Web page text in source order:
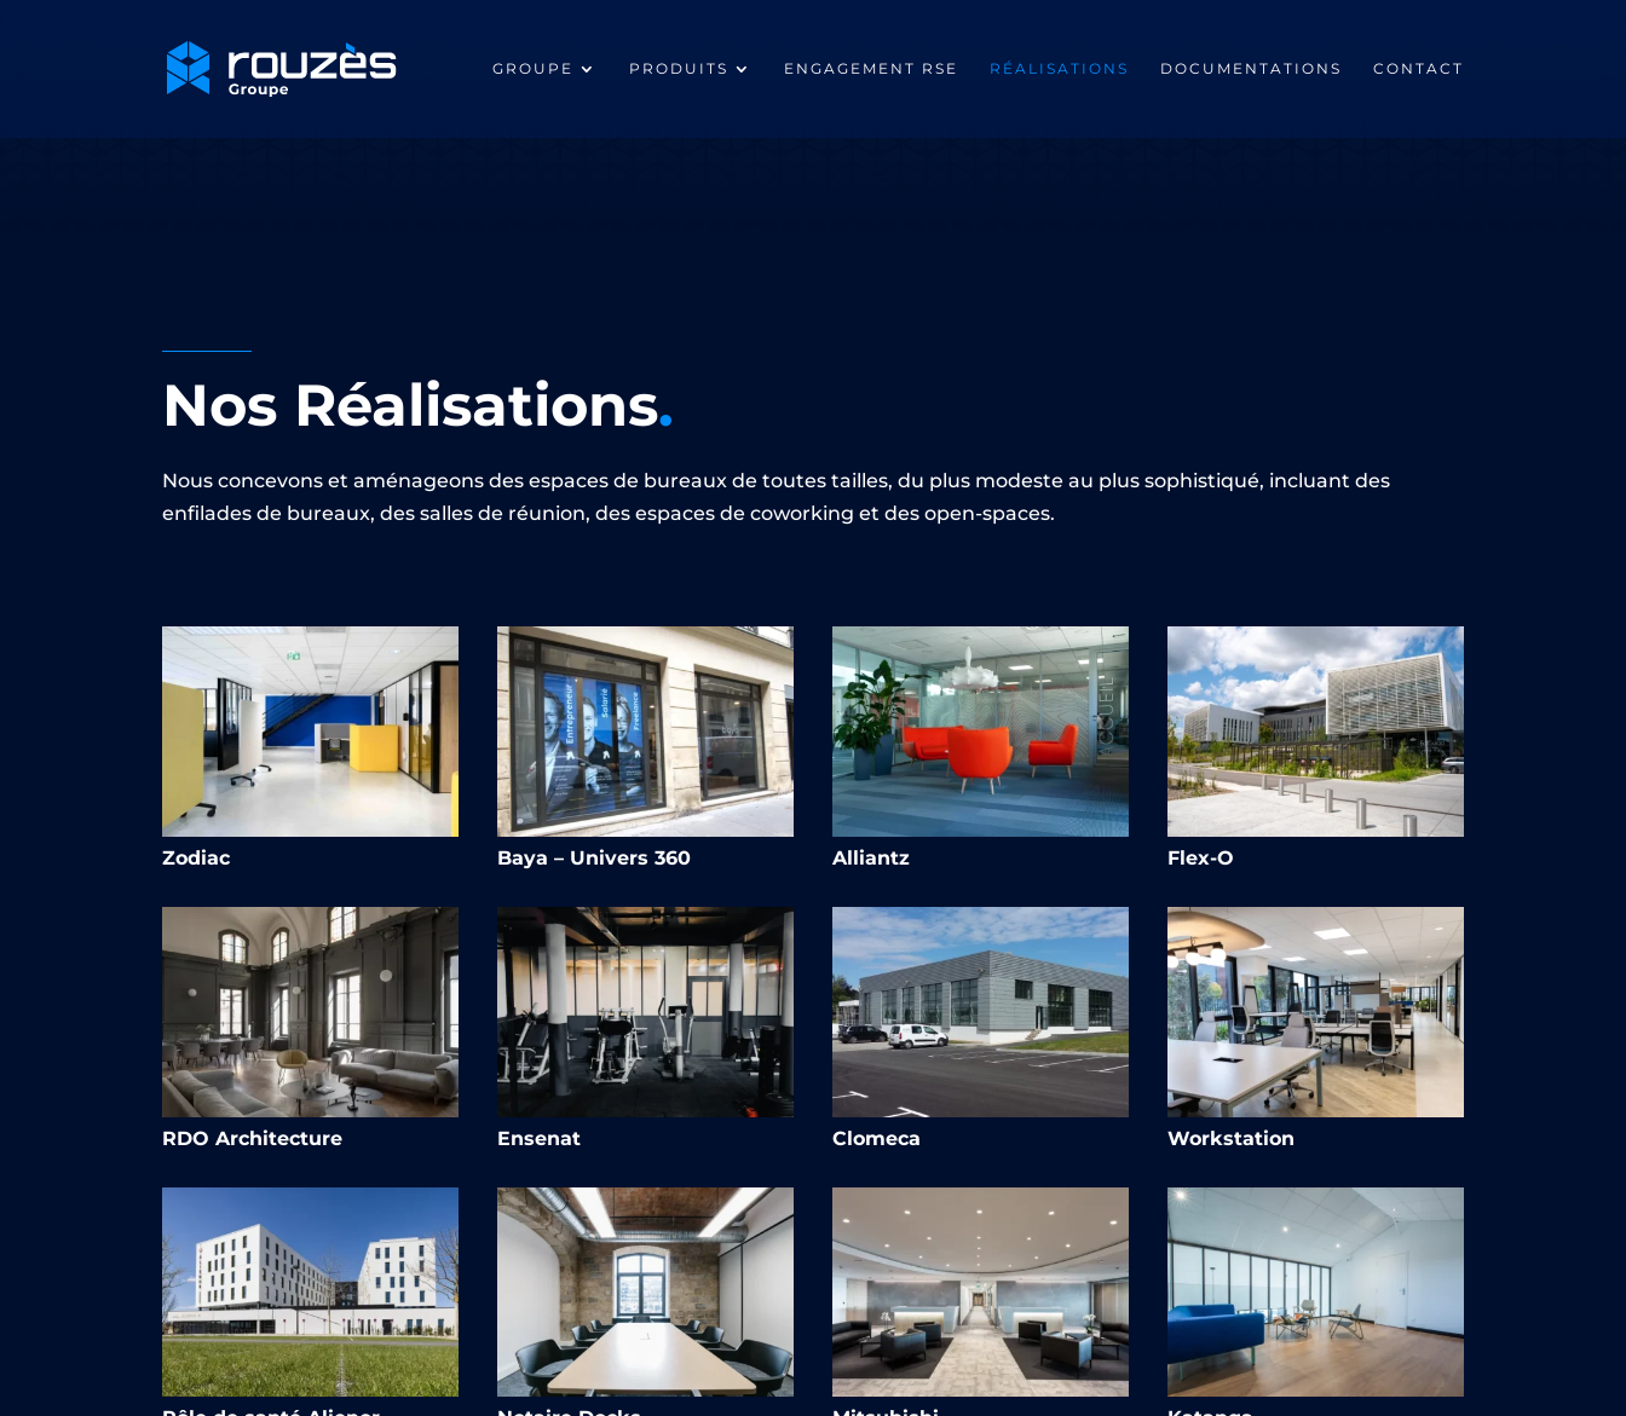
GROUPE PRODUITS ENGAGEMENT RSE RÉALISATIONS DOCUMENTATIONS CONTACT
Nos Réalisations.
Nous concevons et aménageons des espaces de bureaux de toutes tailles, du plus modeste au plus sophistiqué, incluant des
enfilades de bureaux, des salles de réunion, des espaces de coworking et des open-spaces.
Zodiac Baya – Univers 360 Alliantz Flex-O
RDO Architecture Ensenat Clomeca Workstation